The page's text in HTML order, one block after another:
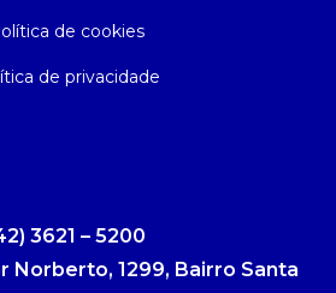
de cookies
de privacidade
3621 – 5200
Norberto, 1299, Bairro Santa